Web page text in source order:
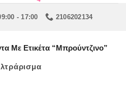
- 17:00 2106202134
Με Ετικέτα “μπρούντζινο”